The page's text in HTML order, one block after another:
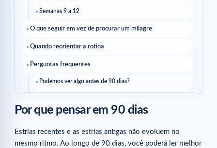
Semanas 9 a 12
O que seguir em vez de procurar um milagre
Quando reorientar a rotina
Perguntas frequentes
Podemos ver algo antes de 90 dias?
Por que pensar em 90 dias
Estrias recentes e as estrias antigas não evoluem no
mesmo ritmo. Ao longo de 90 dias, você poderá ler melhor